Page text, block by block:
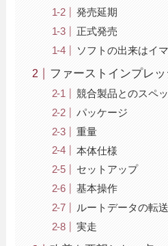
発売延期
正式発売
ソフトの出来はイ
ファーストインプレ
競合製品とのスペ
パッケージ
重量
本体仕様
セットアップ
基本操作
ルートデータの転送
実走